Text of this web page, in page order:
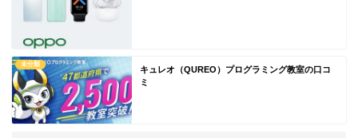
未分類
キュレオ（QUREO）プログラミング教室の口コ
ミ